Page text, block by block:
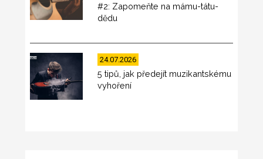
#2: Zapomeňte na mámu-tátu-
dědu
24.07.2026
5 tipů, jak předejít muzikantskému
vyhoření